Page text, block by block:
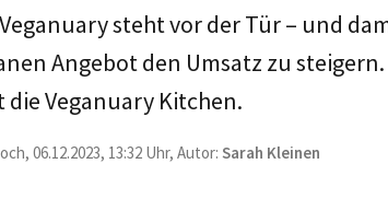
steht vor der Tür – und
Angebot den Umsatz zu
die Veganuary Kitchen.
06.12.2023, 13:32 Uhr, Autor: Sarah Kleinen